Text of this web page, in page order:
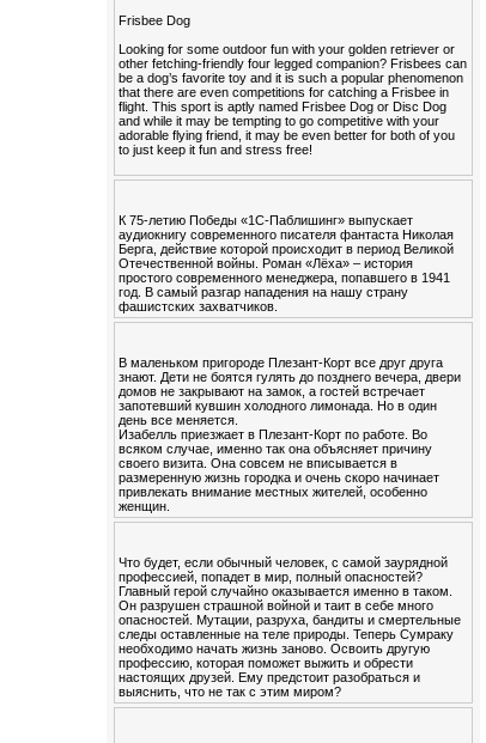
Frisbee Dog
Looking for some outdoor fun with your golden retriever or
other fetching-friendly four legged companion? Frisbees can
be a dog’s favorite toy and it is such a popular phenomenon
that there are even competitions for catching a Frisbee in
flight. This sport is aptly named Frisbee Dog or Disc Dog
and while it may be tempting to go competitive with your
adorable flying friend, it may be even better for both of you
to just keep it fun and stress free!
К 75-летию Победы «1С-Паблишинг» выпускает
аудиокнигу современного писателя фантаста Николая
Берга, действие которой происходит в период Великой
Отечественной войны. Роман «Лёха» – история
простого современного менеджера, попавшего в 1941
год. В самый разгар нападения на нашу страну
фашистских захватчиков.
В маленьком пригороде Плезант-Корт все друг друга
знают. Дети не боятся гулять до позднего вечера, двери
домов не закрывают на замок, а гостей встречает
запотевший кувшин холодного лимонада. Но в один
день все меняется.
Изабелль приезжает в Плезант-Корт по работе. Во
всяком случае, именно так она объясняет причину
своего визита. Она совсем не вписывается в
размеренную жизнь городка и очень скоро начинает
привлекать внимание местных жителей, особенно
женщин.
Что будет, если обычный человек, с самой заурядной
профессией, попадет в мир, полный опасностей?
Главный герой случайно оказывается именно в таком.
Он разрушен страшной войной и таит в себе много
опасностей. Мутации, разруха, бандиты и смертельные
следы оставленные на теле природы. Теперь Сумраку
необходимо начать жизнь заново. Освоить другую
профессию, которая поможет выжить и обрести
настоящих друзей. Ему предстоит разобраться и
выяснить, что не так с этим миром?